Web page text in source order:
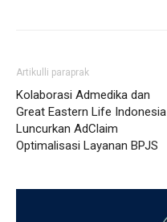
Artikulli paraprak
Kolaborasi Admedika dan
Great Eastern Life Indonesia
Luncurkan AdClaim
Optimalisasi Layanan BPJS